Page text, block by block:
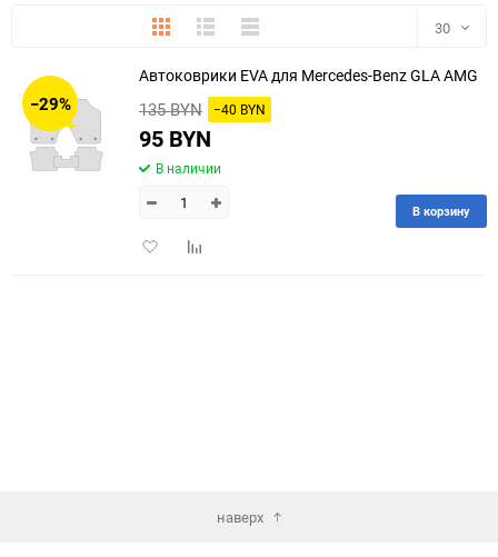
ПлиткаПодробноКомпактно 30
30
150
−29%
Автоковрики EVA для Mercedes-Benz GLA AMG
135 BYN −40 BYN
95 BYN
В наличии
ДобавитьДобавить
В корзину
наверх